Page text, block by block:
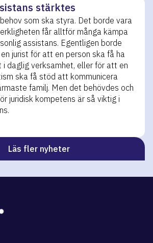
stärktes
som ska styra. Det borde vara
får alltför många kämpa
assistans. Egentligen borde
jurist för att en person ska få ha
i daglig verksamhet, eller för att en
ska få stöd att kommunicera
familj. Men det behövdes och
juridisk kompetens är så viktig i
Läs fler nyheter